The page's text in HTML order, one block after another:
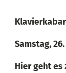
Samstag,
Hier geht